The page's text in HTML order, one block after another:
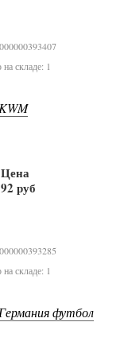
складе: 1
Цена
92 руб
складе: 1
футбол